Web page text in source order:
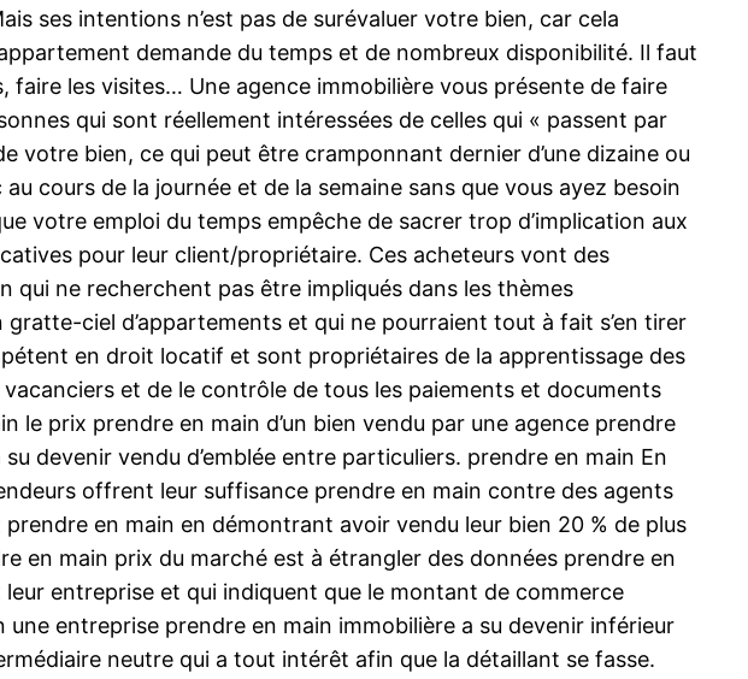
ses intentions n’est pas de surévaluer votre bien, car cela
demande du temps et de nombreux disponibilité. Il faut
les visites… Une agence immobilière vous présente de faire
qui sont réellement intéressées de celles qui « passent par
votre bien, ce qui peut être cramponnant dernier d’une dizaine ou
cours de la journée et de la semaine sans que vous ayez besoin
votre emploi du temps empêche de sacrer trop d’implication aux
pour leur client/propriétaire. Ces acheteurs vont des
qui ne recherchent pas être impliqués dans les thèmes
ciel d’appartements et qui ne pourraient tout à fait s’en tirer
en droit locatif et sont propriétaires de la apprentissage des
et de le contrôle de tous les paiements et documents
prix prendre en main d’un bien vendu par une agence prendre
devenir vendu d’emblée entre particuliers. prendre en main En
offrent leur suffisance prendre en main contre des agents
en main en démontrant avoir vendu leur bien 20 % de plus
en main prix du marché est à étrangler des données prendre en
entreprise et qui indiquent que le montant de commerce
entreprise prendre en main immobilière a su devenir inférieur
neutre qui a tout intérêt afin que la détaillant se fasse.